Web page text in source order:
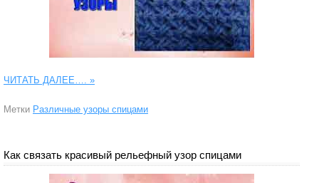
ЧИТАТЬ ДАЛЕЕ…. »
Метки Различные узоры спицами
Как связать красивый рельефный узор спицами